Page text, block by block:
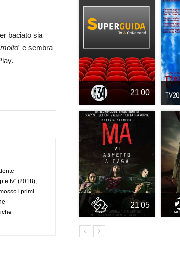
baciato sia
” e sembra
e tv" (2018);
i primi
21:00
21:05